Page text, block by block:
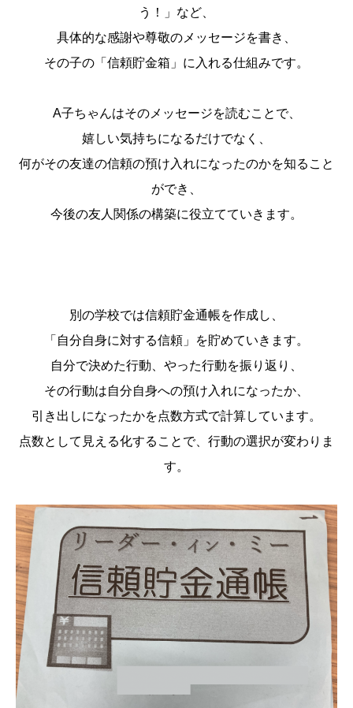
う！」など、
具体的な感謝や尊敬のメッセージを書き、
その子の「信頼貯金箱」に入れる仕組みです。
A子ちゃんはそのメッセージを読むことで、
嬉しい気持ちになるだけでなく、
何がその友達の信頼の預け入れになったのかを知ること
ができ、
今後の友人関係の構築に役立てていきます。
別の学校では信頼貯金通帳を作成し、
「自分自身に対する信頼」を貯めていきます。
自分で決めた行動、やった行動を振り返り、
その行動は自分自身への預け入れになったか、
引き出しになったかを点数方式で計算しています。
点数として見える化することで、行動の選択が変わりま
す。